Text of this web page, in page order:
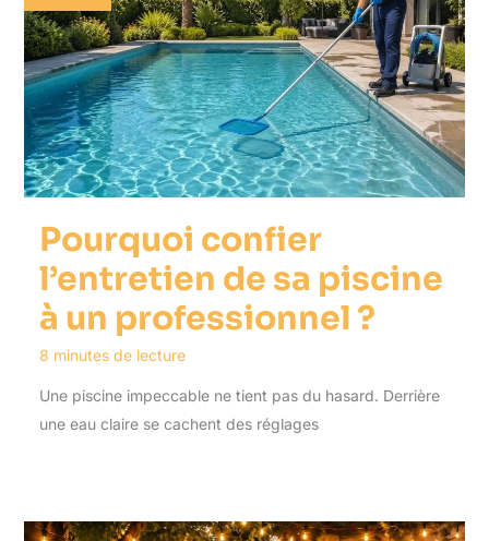
Pourquoi confier
l’entretien de sa piscine
à un professionnel ?
8 minutes de lecture
Une piscine impeccable ne tient pas du hasard. Derrière
une eau claire se cachent des réglages